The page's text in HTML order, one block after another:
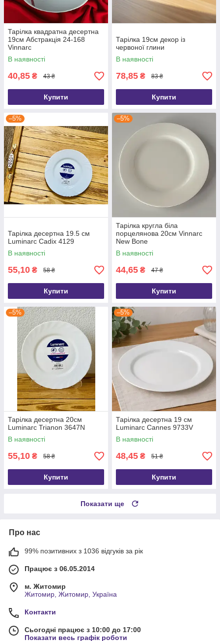
Тарілка квадратна десертна
19см Абстракція 24-168
Vinnarc
В наявності
40,85 ₴ 43 ₴
Купити
Тарілка 19см декор із
червоної глини
В наявності
78,85 ₴ 83 ₴
Купити
–5%
Тарілка десертна 19.5 см
Luminarc Cadix 4129
В наявності
55,10 ₴ 58 ₴
Купити
–5%
Тарілка кругла біла
порцелянова 20см Vinnarc
New Bone
В наявності
44,65 ₴ 47 ₴
Купити
–5%
Тарілка десертна 20см
Luminarc Trianon 3647N
В наявності
55,10 ₴ 58 ₴
Купити
–5%
Тарілка десертна 19 см
Luminarc Cannes 9733V
В наявності
48,45 ₴ 51 ₴
Купити
Показати ще
Про нас
99% позитивних з 1036 відгуків за рік
Працює з 06.05.2014
м. Житомир
Житомир, Житомир, Україна
Контакти
Сьогодні працює з 10:00 до 17:00
Показати весь графік роботи